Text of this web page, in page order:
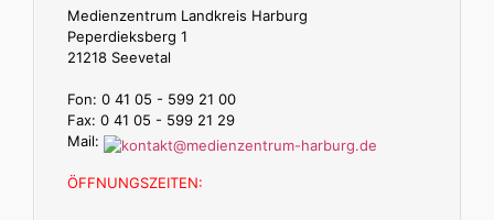
Medienzentrum Landkreis Harburg
Peperdieksberg 1
21218 Seevetal
Fon: 0 41 05 - 599 21 00
Fax: 0 41 05 - 599 21 29
Mail:
ÖFFNUNGSZEITEN: